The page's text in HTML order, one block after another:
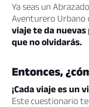
Ya seas un
Aventurero Urbano
viaje te da
que no olvidarás.
Entonces,
¡Cada viaje es un
Este cuestionario